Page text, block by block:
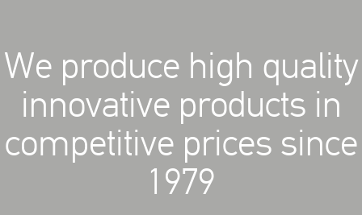
We produce high quality
innovative products in
competitive prices since
1979